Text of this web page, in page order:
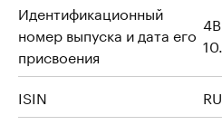
Идентификационный
номер выпуска и дата его
присвоения
ISIN